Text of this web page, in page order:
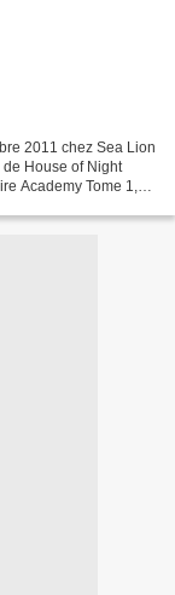
2011 chez Sea Lion
House of Night
Academy Tome 1,